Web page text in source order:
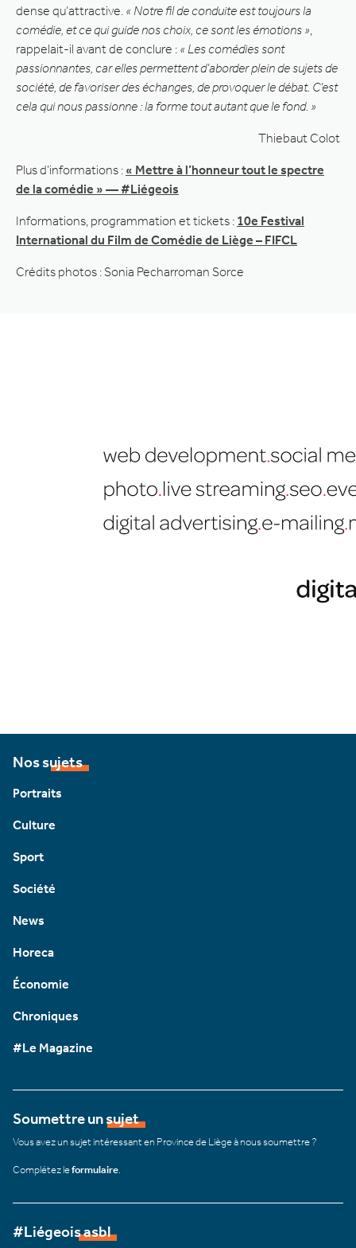
dense qu’attractive. « Notre fil de conduite est toujours la
comédie, et ce qui guide nos choix, ce sont les émotions »
rappelait-il avant de conclure : « Les comédies sont
passionnantes, car elles permettent d’aborder plein de sujets de
société, de favoriser des échanges, de provoquer le débat. C’est
cela qui nous passionne : la forme tout autant que le fond. »
Thiebaut Colot
Plus d’informations : « Mettre à l’honneur tout le spectre
de la comédie » — #Liégeois
Informations, programmation et tickets : 10e Festival
International du Film de Comédie de Liège – FIFCL
Crédits photos : Sonia Pecharroman Sorce
Nos sujets
Portraits
Culture
Sport
Société
News
Horeca
Économie
Chroniques
#Le Magazine
Soumettre un sujet
Vous avez un sujet intéressant en Province de Liège à nous soumettre ?
Complétez leformulaire
#Liégeois asbl